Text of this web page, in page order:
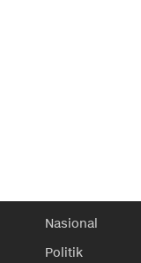
Nasional
Politik